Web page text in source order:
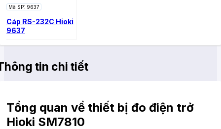
Mã SP: 9637
Cáp RS-232C Hioki
9637
tin chi tiết
Tổng quan về thiết bị đo điện trở
Hioki SM7810